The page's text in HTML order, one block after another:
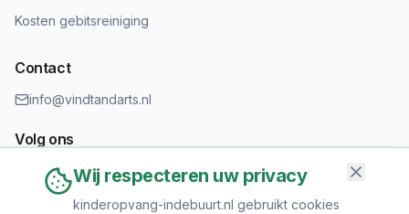
Kosten gebitsreiniging
Contact
info@vindtandarts.nl
Volg ons
Wij respecteren uw privacy
kinderopvang-indebuurt.nl gebruikt cookies